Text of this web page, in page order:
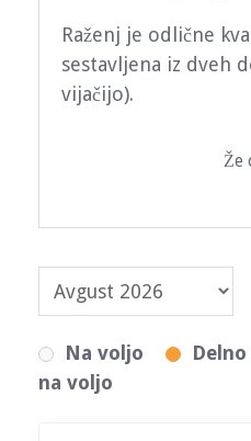
Raženj je odlične
sestavljena iz dveh
vijačijo).
Že
Na voljo
na voljo